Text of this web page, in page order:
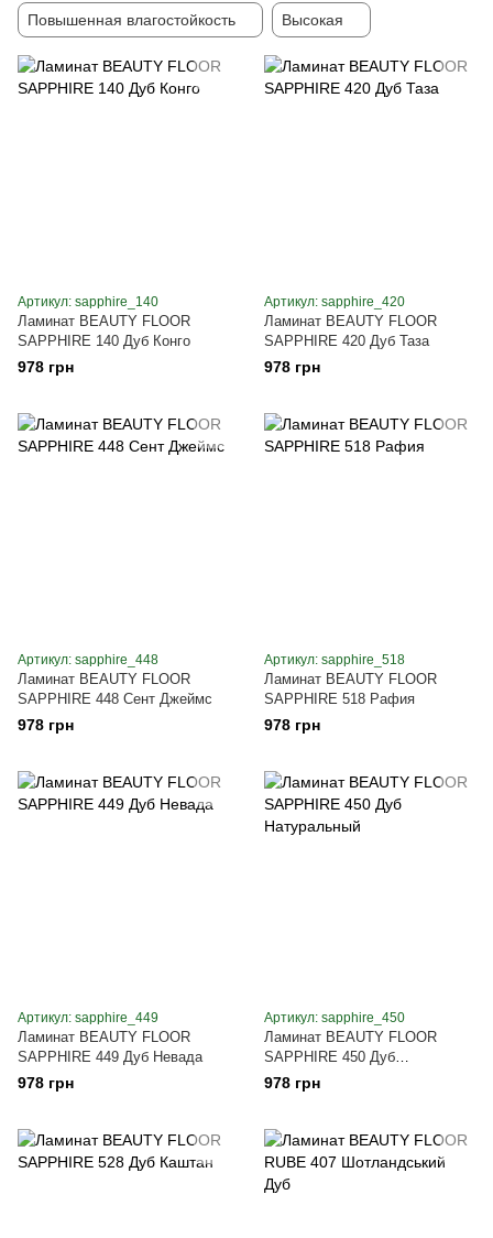
Повышенная влагостойкость Высокая
Артикул: sapphire_140
Ламинат BEAUTY FLOOR
SAPPHIRE 140 Дуб Конго
978 грн
Артикул: sapphire_420
Ламинат BEAUTY FLOOR
SAPPHIRE 420 Дуб Таза
978 грн
Артикул: sapphire_448
Ламинат BEAUTY FLOOR
SAPPHIRE 448 Сент Джеймс
978 грн
Артикул: sapphire_518
Ламинат BEAUTY FLOOR
SAPPHIRE 518 Рафия
978 грн
Артикул: sapphire_449
Ламинат BEAUTY FLOOR
SAPPHIRE 449 Дуб Невада
978 грн
Артикул: sapphire_450
Ламинат BEAUTY FLOOR
SAPPHIRE 450 Дуб
Натуральный
978 грн